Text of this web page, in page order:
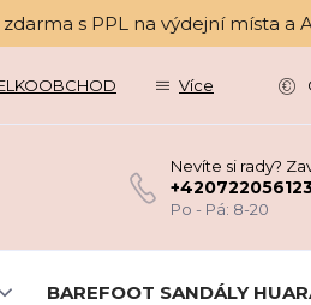
s PPL na výdejní místa a
Více
Nevíte si rady?
Po - Pá: 8-20
BAREFOOT SANDÁLY